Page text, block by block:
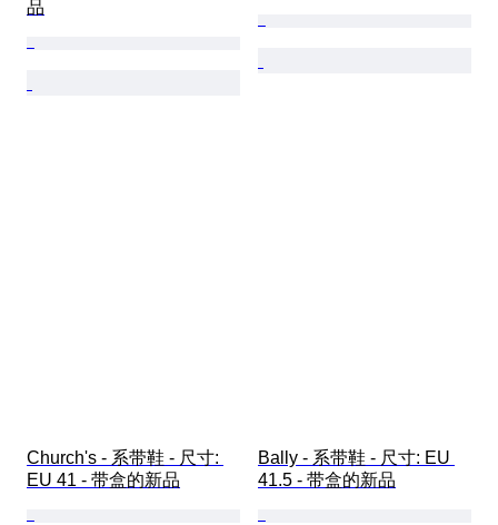
品
Church's - 系带鞋 - 尺寸:
EU 41 - 带盒的新品
Bally - 系带鞋 - 尺寸: EU
41.5 - 带盒的新品